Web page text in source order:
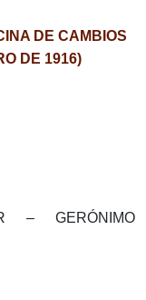
DE CAMBIOS
DE 1916)
– GERÓNIMO